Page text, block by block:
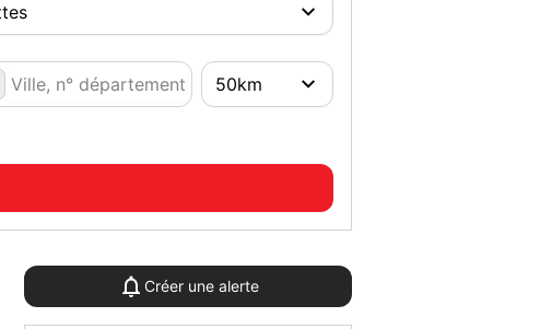
Créer une alerte